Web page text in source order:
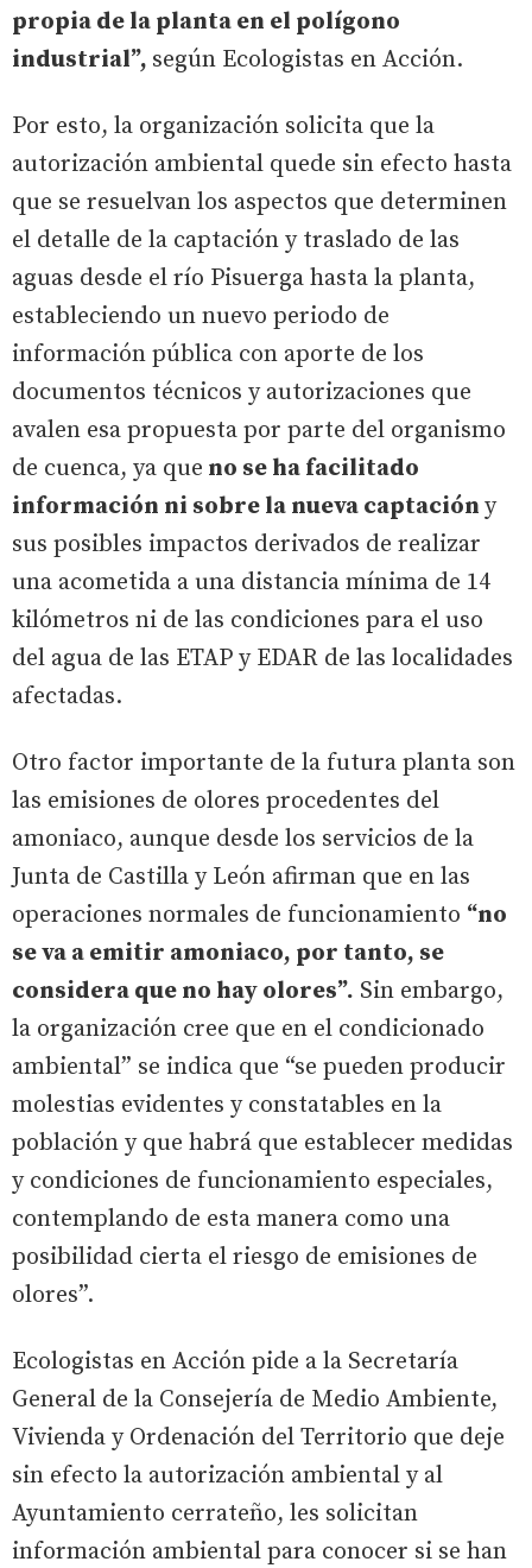
propia de la planta en el polígono
industrial”, según Ecologistas en Acción.
Por esto, la organización solicita que la
autorización ambiental quede sin efecto hasta
que se resuelvan los aspectos que determinen
el detalle de la captación y traslado de las
aguas desde el río Pisuerga hasta la planta,
estableciendo un nuevo periodo de
información pública con aporte de los
documentos técnicos y autorizaciones que
avalen esa propuesta por parte del organismo
de cuenca, ya que no se ha facilitado
información ni sobre la nueva captación y
sus posibles impactos derivados de realizar
una acometida a una distancia mínima de 14
kilómetros ni de las condiciones para el uso
del agua de las ETAP y EDAR de las localidades
afectadas.
Otro factor importante de la futura planta son
las emisiones de olores procedentes del
amoniaco, aunque desde los servicios de la
Junta de Castilla y León afirman que en las
operaciones normales de funcionamiento “no
se va a emitir amoniaco, por tanto, se
considera que no hay olores”. Sin embargo,
la organización cree que en el condicionado
ambiental” se indica que “se pueden producir
molestias evidentes y constatables en la
población y que habrá que establecer medidas
y condiciones de funcionamiento especiales,
contemplando de esta manera como una
posibilidad cierta el riesgo de emisiones de
olores”.
Ecologistas en Acción pide a la Secretaría
General de la Consejería de Medio Ambiente,
Vivienda y Ordenación del Territorio que deje
sin efecto la autorización ambiental y al
Ayuntamiento cerrateño, les solicitan
información ambiental para conocer si se han